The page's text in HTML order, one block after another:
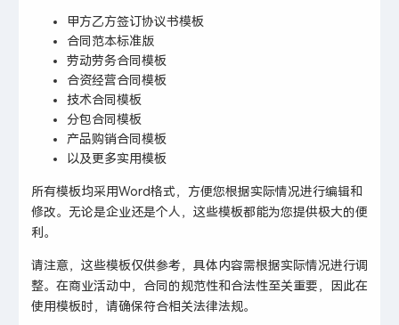
甲方乙方签订协议书模板
合同范本标准版
劳动劳务合同模板
合资经营合同模板
技术合同模板
分包合同模板
产品购销合同模板
以及更多实用模板
所有模板均采用Word格式，方便您根据实际情况进行编辑和
修改。无论是企业还是个人，这些模板都能为您提供极大的便
利。
请注意，这些模板仅供参考，具体内容需根据实际情况进行调
整。在商业活动中，合同的规范性和合法性至关重要，因此在
使用模板时，请确保符合相关法律法规。